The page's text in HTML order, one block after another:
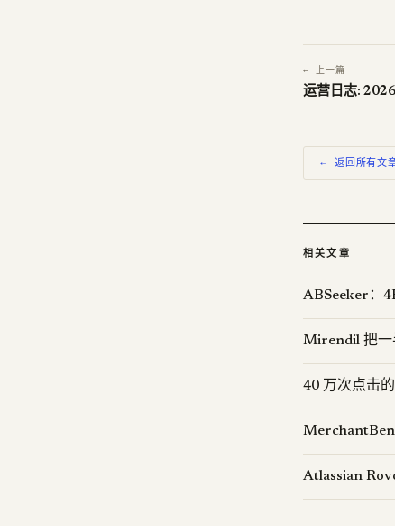
← 上一篇
运营日志:
← 返回所有文
相关文章
ABSeeker：
Mirendil 把一
40 万次点击
Atlassian